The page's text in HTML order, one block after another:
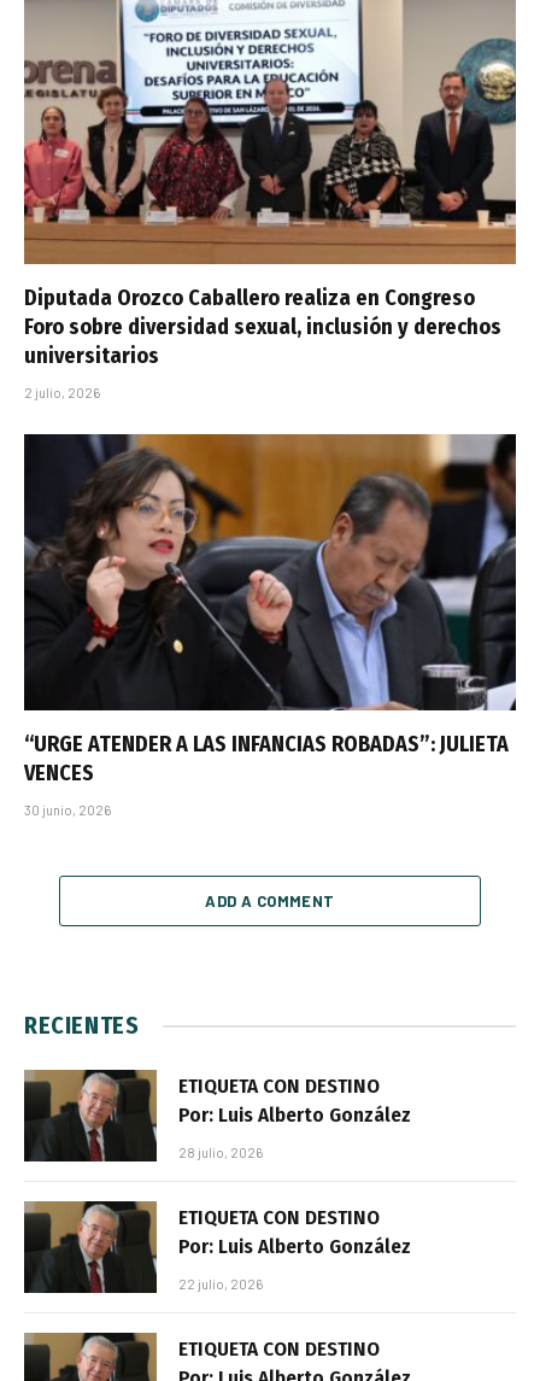
Diputada Orozco Caballero realiza en Congreso
Foro sobre diversidad sexual, inclusión y derechos
universitarios
2 julio, 2026
“URGE ATENDER A LAS INFANCIAS ROBADAS”: JULIETA
VENCES
30 junio, 2026
ADD A COMMENT
RECIENTES
ETIQUETA CON DESTINO
Por: Luis Alberto González
28 julio, 2026
ETIQUETA CON DESTINO
Por: Luis Alberto González
22 julio, 2026
ETIQUETA CON DESTINO